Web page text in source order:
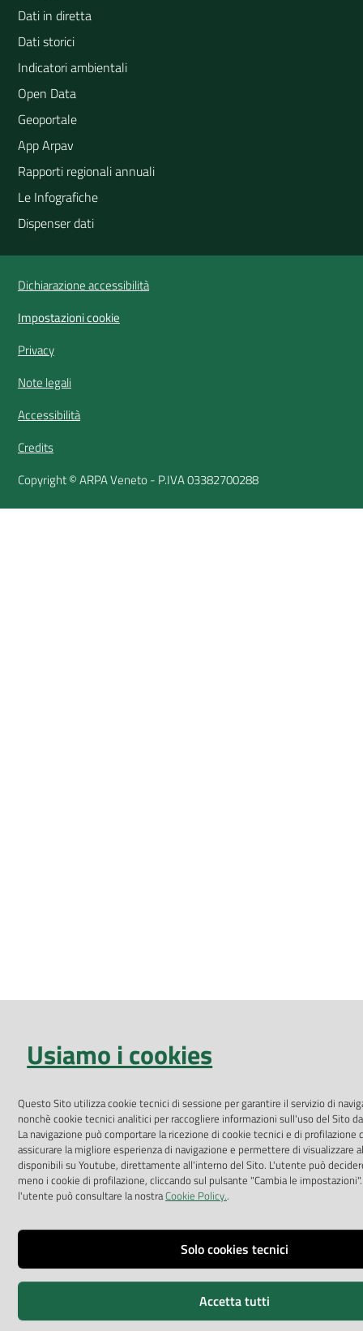
Dati in diretta
Dati storici
Indicatori ambientali
Open Data
Geoportale
App Arpav
Rapporti regionali annuali
Le Infografiche
Dispenser dati
Dichiarazione accessibilità
Impostazioni cookie
Privacy
Note legali
Accessibilità
Credits
Copyright © ARPA Veneto - P.IVA 03382700288
Usiamo i cookies
Questo Sito utilizza cookie tecnici di sessione per garantire il servizio di
nonchè cookie tecnici analitici per raccogliere informazioni sull'uso del Sito
La navigazione può comportare la ricezione di cookie tecnici e di profilazione
assicurare la migliore esperienza di navigazione e permettere di visualizzare
disponibili su Youtube, direttamente all'interno del Sito. L'utente può
meno i cookie di profilazione, cliccando sul pulsante "Cambia le
l'utente può consultare la nostraCookie Policy..
Solo cookies tecnici
Accetta tutti